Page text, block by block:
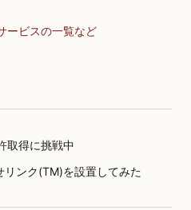
ービスの一覧など
取得に挑戦中
リンク(TM)を設置してみた